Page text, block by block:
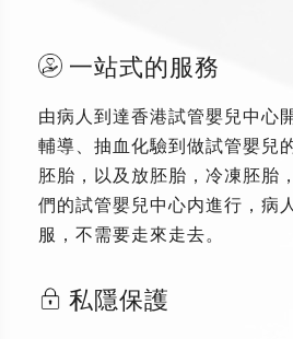
一站式的服務
由病人到達香港試管嬰兒中心
輔導、抽血化驗到做試管嬰兒
胚胎，以及放胚胎，冷凍胚胎
們的試管嬰兒中心内進行，病
服，不需要走來走去。
私隱保護